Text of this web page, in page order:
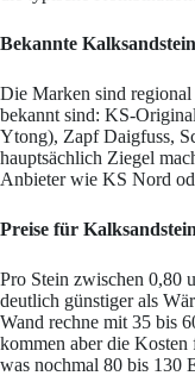
Bekannte
Die Marken sind
bekannt sind: KS-
Ytong), Zapf Daigfuss,
hauptsächlich Ziegel
Anbieter wie KS Nord
Preise für
Pro Stein zwischen 0,80
deutlich günstiger als
Wand rechne mit 35 bis
kommen aber die
was nochmal 80 bis 130